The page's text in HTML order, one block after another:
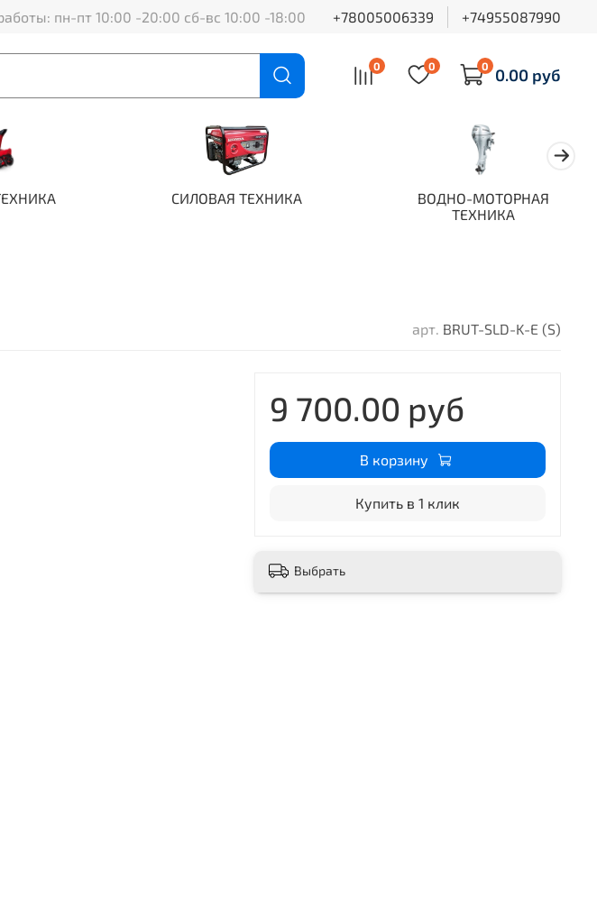
пн-пт 10:00 -20:00 сб-вс 10:00 -18:00 +78005006339 +74955087990
0 0 0 0.00 руб
СИЛОВАЯ ТЕХНИКА
ВОДНО-МОТОРНАЯ
ТЕХНИКА
арт. BRUT-SLD-K-E (S)
9 700.00 руб
В корзину
Купить в 1 клик
Выбрать